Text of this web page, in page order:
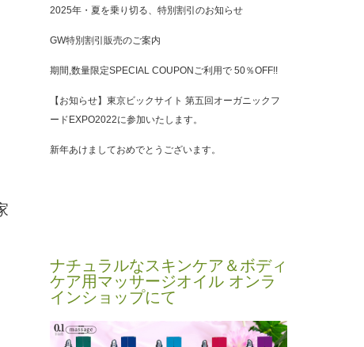
2025年・夏を乗り切る、特別割引のお知らせ
GW特別割引販売のご案内
期間,数量限定SPECIAL COUPONご利用で 50％OFF!!
【お知らせ】東京ビックサイト 第五回オーガニックフ
ードEXPO2022に参加いたします。
新年あけましておめでとうございます。
ナチュラルなスキンケア＆ボディ
ケア用マッサージオイル オンラ
インショップにて